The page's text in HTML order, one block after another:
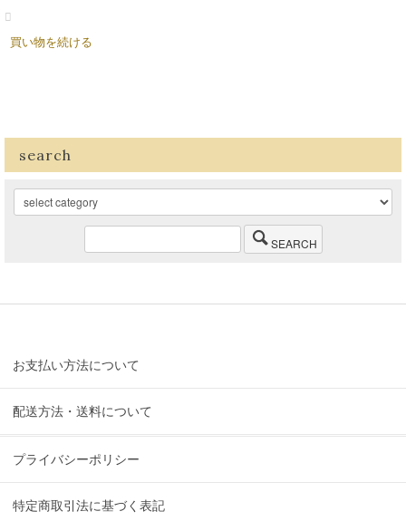
買い物を続ける
search
SEARCH
お支払い方法について
配送方法・送料について
プライバシーポリシー
特定商取引法に基づく表記